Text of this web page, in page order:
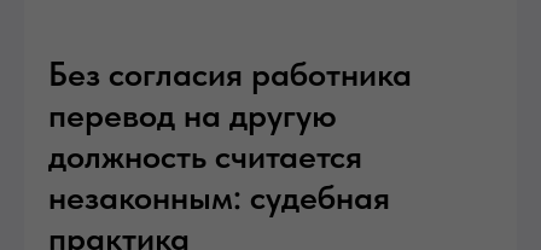
Без согласия работника
перевод на другую
должность считается
незаконным: судебная
практика